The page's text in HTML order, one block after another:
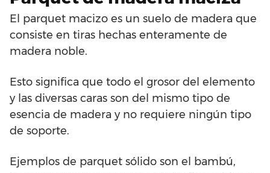
El parquet macizo es un suelo de madera que
consiste en tiras hechas enteramente de
madera noble.
Esto significa que todo el grosor del elemento
y las diversas caras son del mismo tipo de
esencia de madera y no requiere ningún tipo
de soporte.
Ejemplos de parquet sólido son el bambú,